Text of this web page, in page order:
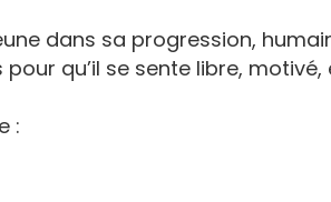
dans sa progression,
qu’il se sente libre,
: